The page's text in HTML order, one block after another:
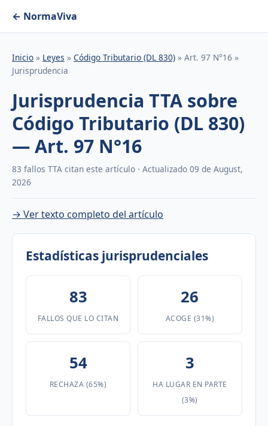
← NormaViva
Inicio » Leyes » Código Tributario (DL 830) » Art. 97 N°16 »
Jurisprudencia
Jurisprudencia TTA sobre
Código Tributario (DL 830)
— Art. 97 N°16
83 fallos TTA citan este artículo · Actualizado 09 de August,
2026
→ Ver texto completo del artículo
Estadísticas jurisprudenciales
83
FALLOS QUE LO CITAN
26
ACOGE (31%)
54
RECHAZA (65%)
3
HA LUGAR EN PARTE
(3%)